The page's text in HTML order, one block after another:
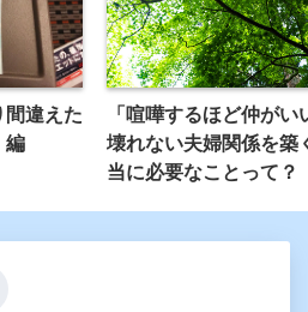
間違えた
編
「喧嘩するほど仲がい
壊れない夫婦関係を築
当に必要なことって？